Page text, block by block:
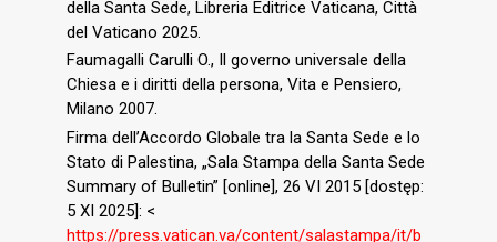
della Santa Sede, Libreria Editrice Vaticana, Città
del Vaticano 2025.
Faumagalli Carulli O., Il governo universale della
Chiesa e i diritti della persona, Vita e Pensiero,
Milano 2007.
Firma dell’Accordo Globale tra la Santa Sede e lo
Stato di Palestina, „Sala Stampa della Santa Sede
Summary of Bulletin” [online], 26 VI 2015 [dostęp:
5 XI 2025]: <
https://press.vatican.va/content/salastampa/it/b